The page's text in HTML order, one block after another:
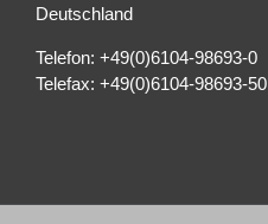
Deutschland
Telefon: +49(0)6104-98693-0
Telefax: +49(0)6104-98693-50